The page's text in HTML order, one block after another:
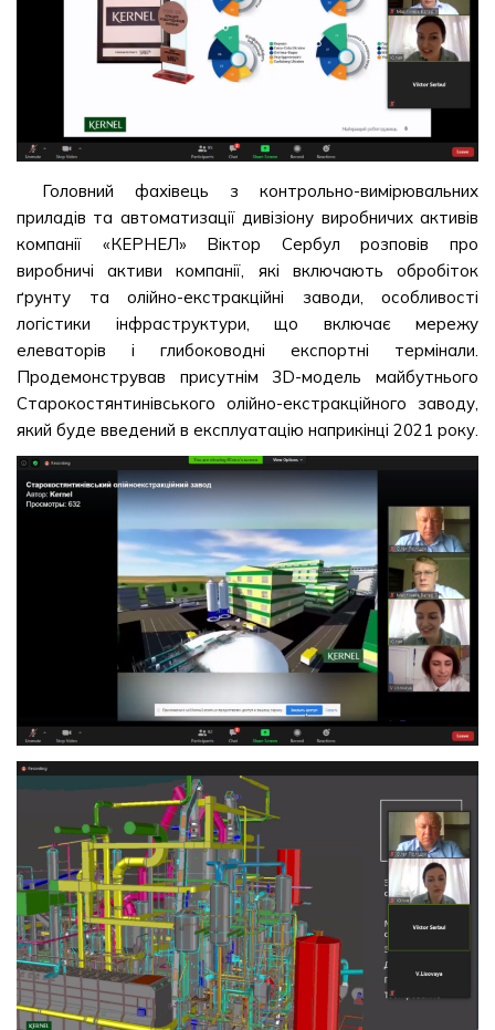
Головний фахівець з контрольно-вимірювальних
приладів та автоматизації дивізіону виробничих активів
компанії «КЕРНЕЛ» Віктор Сербул розповів про
виробничі активи компанії, які включають обробіток
ґрунту та олійно-екстракційні заводи, особливості
логістики інфраструктури, що включає мережу
елеваторів і глибоководні експортні термінали.
Продемонстрував присутнім 3D-модель майбутнього
Старокостянтинівського олійно-екстракційного заводу,
який буде введений в експлуатацію наприкінці 2021 року.